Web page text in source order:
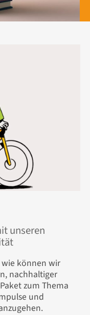
unseren
können wir
nachhaltiger
zum Thema
und